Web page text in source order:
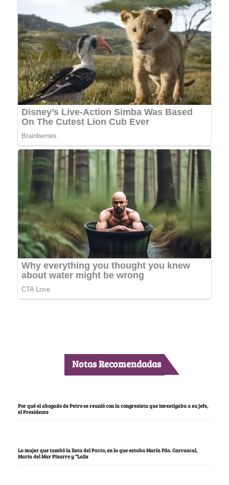
Notas Recomendadas
Por qué el abogado de Petro se reunió con la congresista que investigaba a su jefe,
el Presidente
La mujer que tumbó la lista del Pacto, en la que estaba María Fda. Carrascal,
María del Mar Pizarro y “Lalis